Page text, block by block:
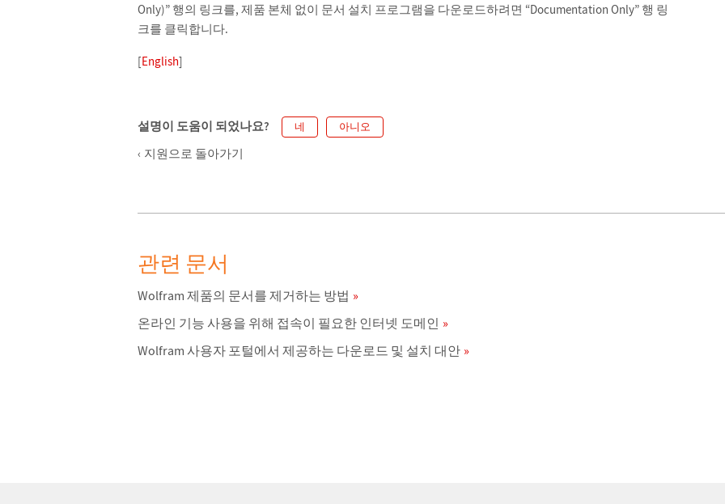
Only)” 행의 링크를, 제품 본체 없이 문서 설치 프로그램을 다운로드하려면 “Documentation Only” 행 링
크를 클릭합니다.
[English]
설명이 도움이 되었나요? 네 아니오
지원으로 돌아가기
관련 문서
Wolfram 제품의 문서를 제거하는 방법
온라인 기능 사용을 위해 접속이 필요한 인터넷 도메인
Wolfram 사용자 포털에서 제공하는 다운로드 및 설치 대안